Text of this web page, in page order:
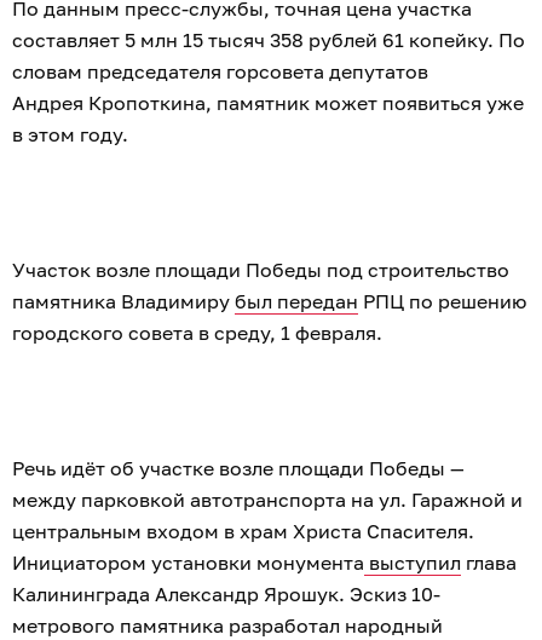
По данным пресс-службы, точная цена участка
составляет 5 млн 15 тысяч 358 рублей 61 копейку. По
словам председателя горсовета депутатов
Андрея Кропоткина, памятник может появиться уже
в этом году.
Участок возле площади Победы под строительство
памятника Владимиру был передан РПЦ по решению
городского совета в среду, 1 февраля.
Речь идёт об участке возле площади Победы —
между парковкой автотранспорта на ул. Гаражной и
центральным входом в храм Христа Спасителя.
Инициатором установки монумента выступил глава
Калининграда Александр Ярошук. Эскиз 10-
метрового памятника разработал народный